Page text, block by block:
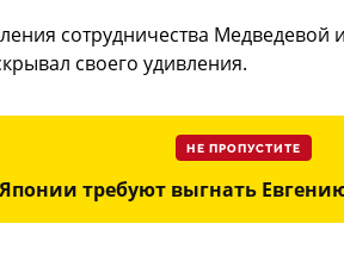
сотрудничества Медведевой
своего удивления.
НЕ ПРОПУСТИТЕ
требуют выгнать